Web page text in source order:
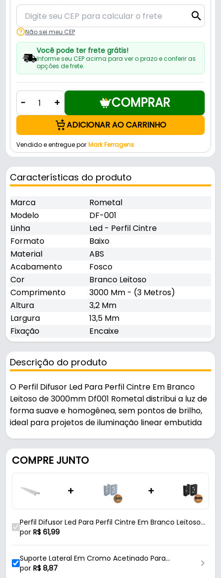
Não sei meu CEP
Você pode ter frete grátis!
Informe seu CEP acima para ver o prazo e conferir as
opções de frete.
- + COMPRAR
ADICIONAR AO CARRINHO
Vendido e entregue por Mark Ferragens
Características do produto
Marca
Rometal
Modelo
DF-001
Linha
Led - Perfil Cintre
Formato
Baixo
Material
ABS
Acabamento
Fosco
Cor
Branco Leitoso
Comprimento
3000 Mm - (3 Metros)
Altura
3,2 Mm
Largura
13,5 Mm
Fixação
Encaixe
Descrição do produto
O Perfil Difusor Led Para Perfil Cintre Em Branco
Leitoso de 3000mm Df001 Rometal distribui a luz de
forma suave e homogênea, sem pontos de brilho,
ideal para projetos de iluminação linear embutida
Pode ser usado em closets e cabideiros.
Fabricado em ABS com acabamento fosco, é
resistente e durável no uso diário. A fixação é feita
por encaixe.
Características:
- Modelo: DF-001
- Linha: Led - Perfil Cintre
COMPRE JUNTO
+ +
Perfil Difusor Led Para Perfil Cintre Em Branco Leitoso
de 3000mm Df001 Rometal
por R$ 61,99
Suporte Lateral Em Cromo Acetinado Para
Cabideiro Cintre Rometal
por R$ 8,87